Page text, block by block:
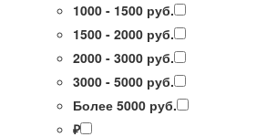
1000 - 1500 руб.
1500 - 2000 руб.
2000 - 3000 руб.
3000 - 5000 руб.
Более 5000 руб.
₽